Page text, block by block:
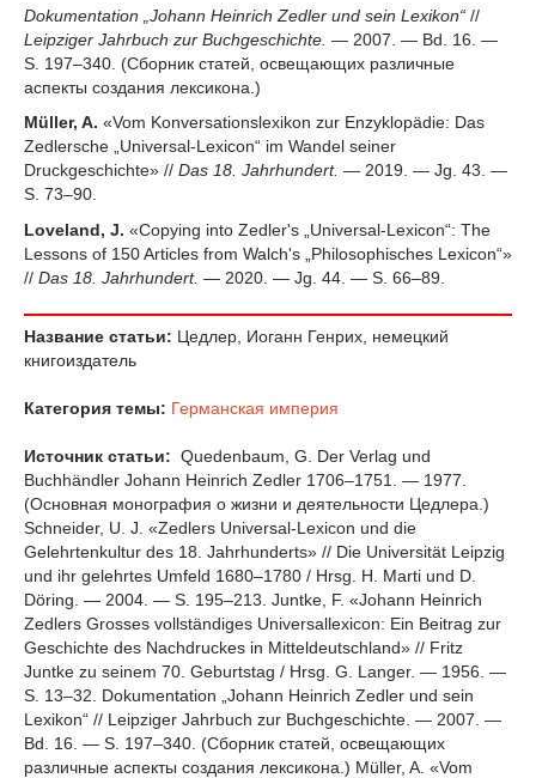
Dokumentation „Johann Heinrich Zedler und sein Lexikon“ //
Leipziger Jahrbuch zur Buchgeschichte. — 2007. — Bd. 16. —
S. 197–340. (Сборник статей, освещающих различные
аспекты создания лексикона.)
Müller, A. «Vom Konversationslexikon zur Enzyklopädie: Das
Zedlersche „Universal-Lexicon“ im Wandel seiner
Druckgeschichte» // Das 18. Jahrhundert. — 2019. — Jg. 43. —
S. 73–90.
Loveland, J. «Copying into Zedler's „Universal-Lexicon“: The
Lessons of 150 Articles from Walch's „Philosophisches Lexicon“»
// Das 18. Jahrhundert. — 2020. — Jg. 44. — S. 66–89.
Название статьи: Цедлер, Иоганн Генрих, немецкий
книгоиздатель
Категория темы: Германская империя
Источник статьи: Quedenbaum, G. Der Verlag und
Buchhändler Johann Heinrich Zedler 1706–1751. — 1977.
(Основная монография о жизни и деятельности Цедлера.)
Schneider, U. J. «Zedlers Universal-Lexicon und die
Gelehrtenkultur des 18. Jahrhunderts» // Die Universität Leipzig
und ihr gelehrtes Umfeld 1680–1780 / Hrsg. H. Marti und D.
Döring. — 2004. — S. 195–213. Juntke, F. «Johann Heinrich
Zedlers Grosses vollständiges Universallexicon: Ein Beitrag zur
Geschichte des Nachdruckes in Mitteldeutschland» // Fritz
Juntke zu seinem 70. Geburtstag / Hrsg. G. Langer. — 1956. —
S. 13–32. Dokumentation „Johann Heinrich Zedler und sein
Lexikon“ // Leipziger Jahrbuch zur Buchgeschichte. — 2007. —
Bd. 16. — S. 197–340. (Сборник статей, освещающих
различные аспекты создания лексикона.) Müller, A. «Vom